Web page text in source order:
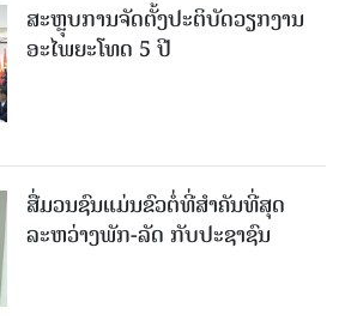
ສະຫຼຸບການຈັດຕັ້ງປະຕິບັດວຽກງານ
ອະໄພຍະໂທດ 5 ປີ
ສື່ມວນຊົນແມ່ນຂົວຕໍ່ທີ່ສໍາຄັນທີ່ສຸດ
ລະຫວ່າງພັກ-ລັດ ກັບປະຊາຊົນ